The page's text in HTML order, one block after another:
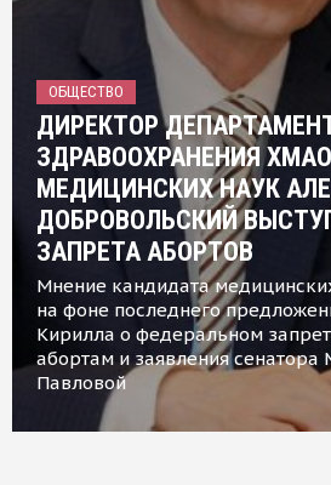
ОБЩЕСТВО
ДИРЕКТОР
ЗДРАВООХРАНЕНИЯ
МЕДИЦИНСКИХ НАУК
ДОБРОВОЛЬСКИЙ
ЗАПРЕТА АБОРТОВ
Мнение кандидата
на фоне последнего
Кирилла о федеральном
абортам и заявления сенатора
Павловой